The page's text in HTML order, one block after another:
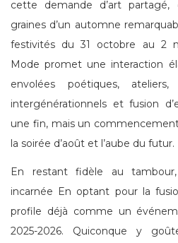
cette demande d’art
graines d’un automne
festivités du 31 octobre au 2
Mode promet une interaction
envolées poétiques, ateliers,
intergénérationnels et fusion
une fin, mais un
la soirée d’août et l’aube du futur.
En restant fidèle au
incarnée En optant pour la
profile déjà comme un
2025-2026. Quiconque y